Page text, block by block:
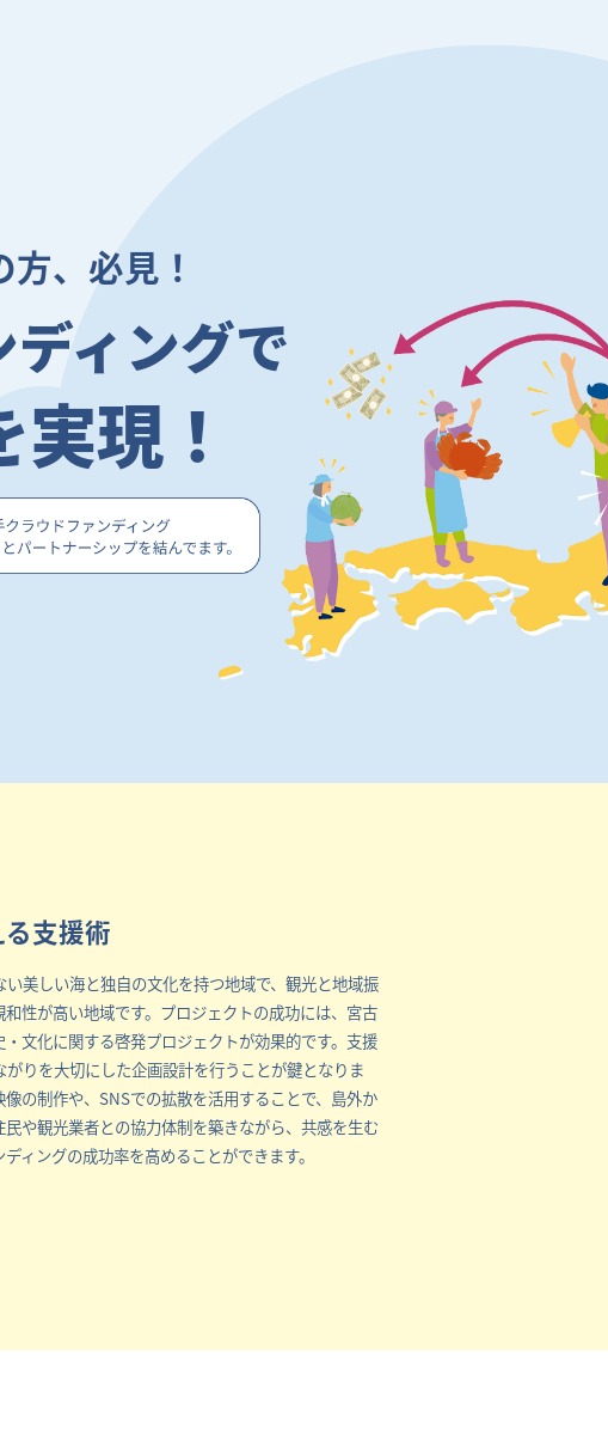
、必見！
ィングで
現！
支援術
美しい海と独自の文化を持つ地域で、観光と地域振
性が高い地域です。プロジェクトの成功には、宮古
文化に関する啓発プロジェクトが効果的です。支援
りを大切にした企画設計を行うことが鍵となりま
の制作や、SNSでの拡散を活用することで、島外か
や観光業者との協力体制を築きながら、共感を生む
ィングの成功率を高めることができます。